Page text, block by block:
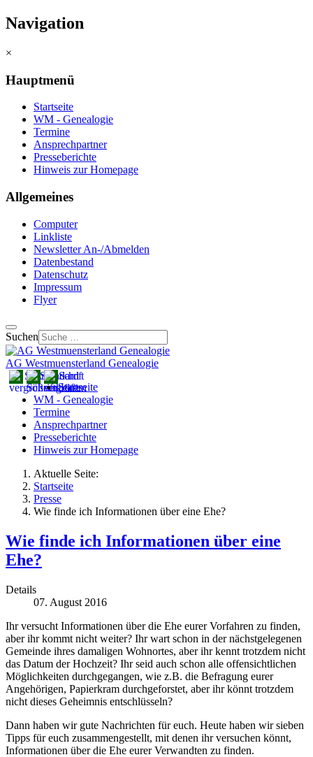
Navigation
×
Hauptmenü
Startseite
WM - Genealogie
Termine
Ansprechpartner
Presseberichte
Hinweis zur Homepage
Allgemeines
Computer
Linkliste
Newsletter An-/Abmelden
Datenbestand
Datenschutz
Impressum
Flyer
Suchen
AG Westmuensterland Genealogie
Startseite
WM - Genealogie
Termine
Ansprechpartner
Presseberichte
Hinweis zur Homepage
Aktuelle Seite:
Startseite
Presse
Wie finde ich Informationen über eine Ehe?
Wie finde ich Informationen über eine
Ehe?
Details
07. August 2016
Ihr versucht Informationen über die Ehe eurer Vorfahren zu finden,
aber ihr kommt nicht weiter? Ihr wart schon in der nächstgelegenen
Gemeinde ihres damaligen Wohnortes, aber ihr kennt trotzdem nicht
das Datum der Hochzeit? Ihr seid auch schon alle offensichtlichen
Möglichkeiten durchgegangen, wie z.B. die Befragung eurer
Angehörigen, Papierkram durchgeforstet, aber ihr könnt trotzdem
nicht dieses Geheimnis entschlüsseln?
Dann haben wir gute Nachrichten für euch. Heute haben wir sieben
Tipps für euch zusammengestellt, mit denen ihr versuchen könnt,
Informationen über die Ehe eurer Verwandten zu finden.